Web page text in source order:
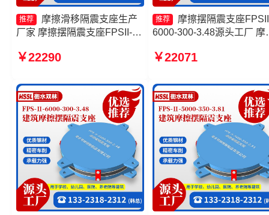
推荐
摩擦滑移隔震支座生产
厂家 摩擦摆隔震支座FPSII-
摆支座JZQZ-15000生产厂家
300-3.48
￥22290
推荐
摩擦摆隔震支座
6000-300-3.48源头工厂 摩
FPSII-7000-350-3.81源头
厂
￥22071